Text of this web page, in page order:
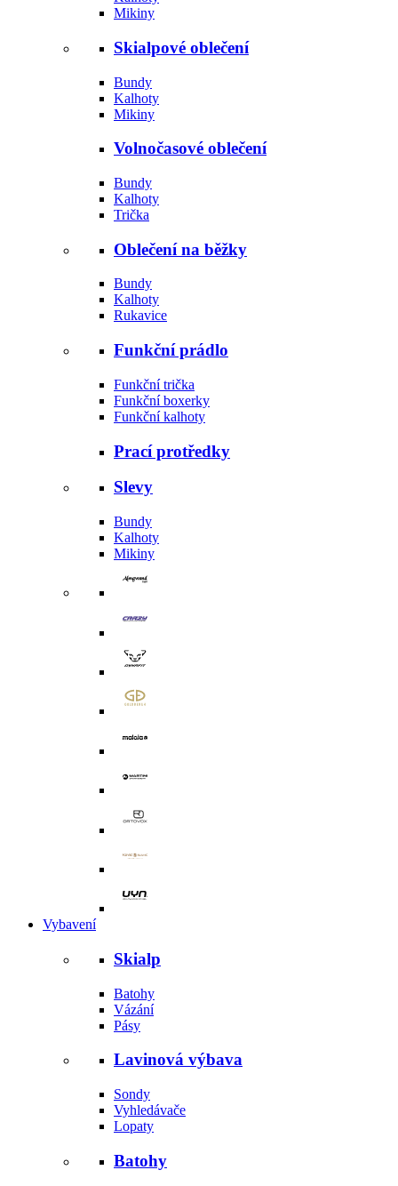
Mikiny
Skialpové oblečení
Bundy
Kalhoty
Mikiny
Volnočasové oblečení
Bundy
Kalhoty
Trička
Oblečení na běžky
Bundy
Kalhoty
Rukavice
Funkční prádlo
Funkční trička
Funkční boxerky
Funkční kalhoty
Prací protředky
Slevy
Bundy
Kalhoty
Mikiny
Vybavení
Skialp
Batohy
Vázání
Pásy
Lavinová výbava
Sondy
Vyhledávače
Lopaty
Batohy